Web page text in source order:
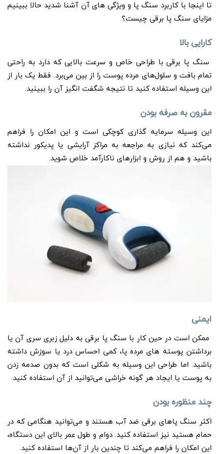
تا اینجا با کاربرد سنگ پا و ویژگی های آن آشنا شدید حالا ببینیم
مزایای سنگ پا برقی چیست؟
کارایی بالا
سنگ پا برقی با طراحی خاص و سرعت بالایی که دارد به راحتی
تمام بافت و سلول‌های مرده پوست را از بین می‌برد. فقط یک بار از
این وسیله استفاده کنید تا نتیجه شگفت انگیز آن را ببینید.
مقرون به صرفه بودن
این وسیله سرمایه گذاری کوچکی است و این امکان را فراهم
می‌کند که نیازی به مراجعه به مراکز آرایشی یا پدیکور نداشته
باشید و هم از روش و ابزارهای ناکارآمد خلاص شوید.
ایمنی
ممکن است در حین کار با سنگ پا برقی به دلیل زبری سری آن یا
برداشتن پوسته های مرده پا، کمی احساس درد یا سوزش داشته
باشید. اما طراحی این وسیله به شکلی است که بدون صدمه زدن
به پوست یا ایجاد هر گونه خراشی می‌توانید از آن استفاده کنید.
چند منظوره بودن
اکثر سنگ پاهای برقی ضد آب هستند و می‌توانید هنگامی که در
حمام هستید نیز استفاده کنید.دوام و طول عمر بالای این دستگاه،
این امکان را فراهم می‌کند تا چندین بار از آن‌ها استفاده کنید.